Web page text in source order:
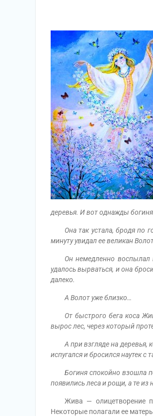
деревья. И вот однажды
Она так устала, бродя по
минуту увидал ее великан
Он немедленно воспылал
удалось вырваться, и она
далеко.
А Волот уже близко…
От быстрого бега коса
вырос лес, через который
А при взгляде на деревья,
испугался и бросился наутек
Богиня спокойно взошла
появились леса и рощи, а те
Жива — олицетворение
Некоторые полагали ее